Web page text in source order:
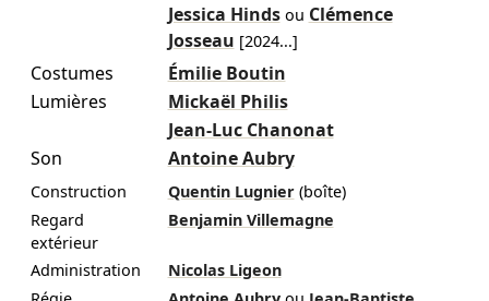
Jessica Hinds ou Clémence
Josseau [2024...]
Costumes
Émilie Boutin
Lumières
Mickaël Philis
Jean-Luc Chanonat
Son
Antoine Aubry
Construction Quentin Lugnier (boîte)
Regard
extérieur
Benjamin Villemagne
Administration
Nicolas Ligeon